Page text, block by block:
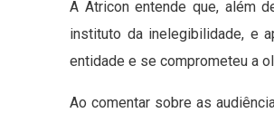
A Atricon entende que, além
instituto da inelegibilidade, e
entidade e se comprometeu a
Ao comentar sobre as